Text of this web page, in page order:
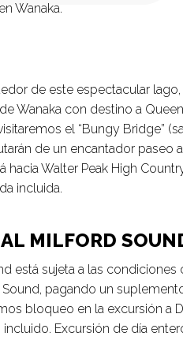
Wanaka.
de este espectacular
Wanaka con destino a
el “Bungy Bridge”
de un encantador paseo
Walter Peak High
incluida.
MILFORD
está sujeta a las condiciones
pagando un
bloqueo en la excursión a
Excursión de día